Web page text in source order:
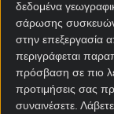
δεδομένα
σάρωσης συσκευών.
στην επεξεργασία
περιγράφεται
πρόσβαση σε πιο
προτιμήσεις σας
συναινέσετε.
αφού
βαθμολογικού
Η Σέφιλντ
πλέον τη
αντίδραση.